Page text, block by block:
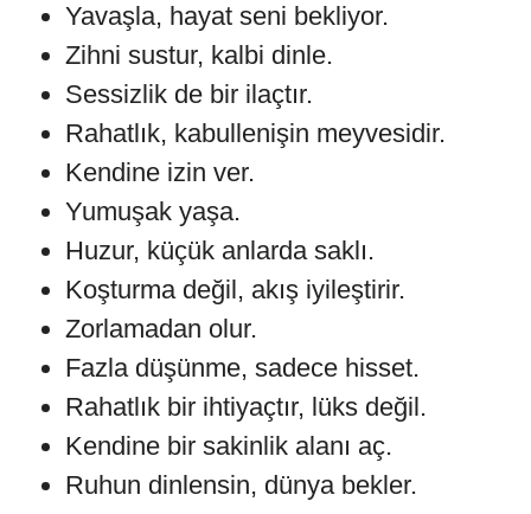
Yavaşla, hayat seni bekliyor.
Zihni sustur, kalbi dinle.
Sessizlik de bir ilaçtır.
Rahatlık, kabullenişin meyvesidir.
Kendine izin ver.
Yumuşak yaşa.
Huzur, küçük anlarda saklı.
Koşturma değil, akış iyileştirir.
Zorlamadan olur.
Fazla düşünme, sadece hisset.
Rahatlık bir ihtiyaçtır, lüks değil.
Kendine bir sakinlik alanı aç.
Ruhun dinlensin, dünya bekler.